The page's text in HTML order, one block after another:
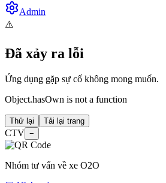
Admin
⚠️
Đã xảy ra lỗi
Ứng dụng gặp sự cố không mong muốn.
Object.hasOwn is not a function
Thử lại Tải lại trang
CTV −
Nhóm tư vấn về xe O2O